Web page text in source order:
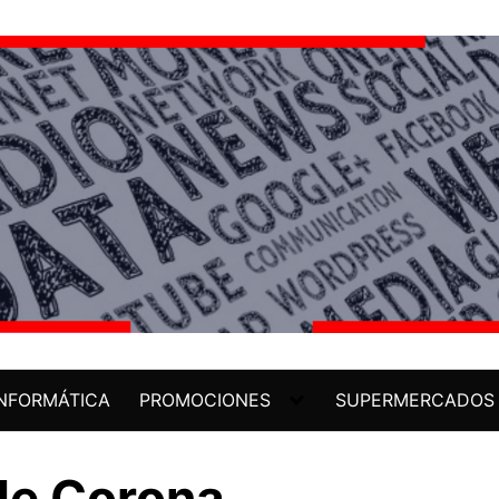
PROMOCIONES SUPERMERCADOS